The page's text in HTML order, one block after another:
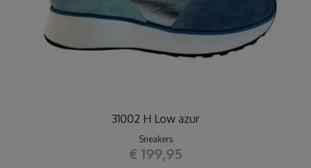
31002 H Low azur
Sneakers
€ 199,95